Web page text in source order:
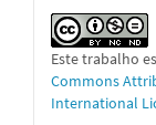
Este trabalho
Commons
International